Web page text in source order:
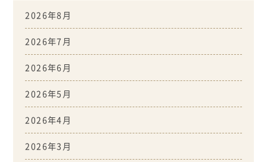
2026年8月
2026年7月
2026年6月
2026年5月
2026年4月
2026年3月